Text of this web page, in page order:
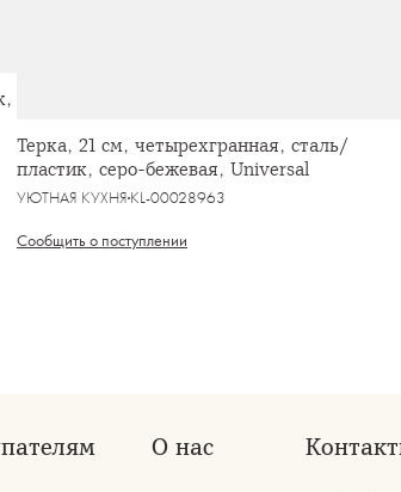
Терка, 21 см, четырехгранная, сталь/
пластик, серо-бежевая, Universal
УЮТНАЯ КУХНЯKL-00028963
Сообщить о поступлении
О нас